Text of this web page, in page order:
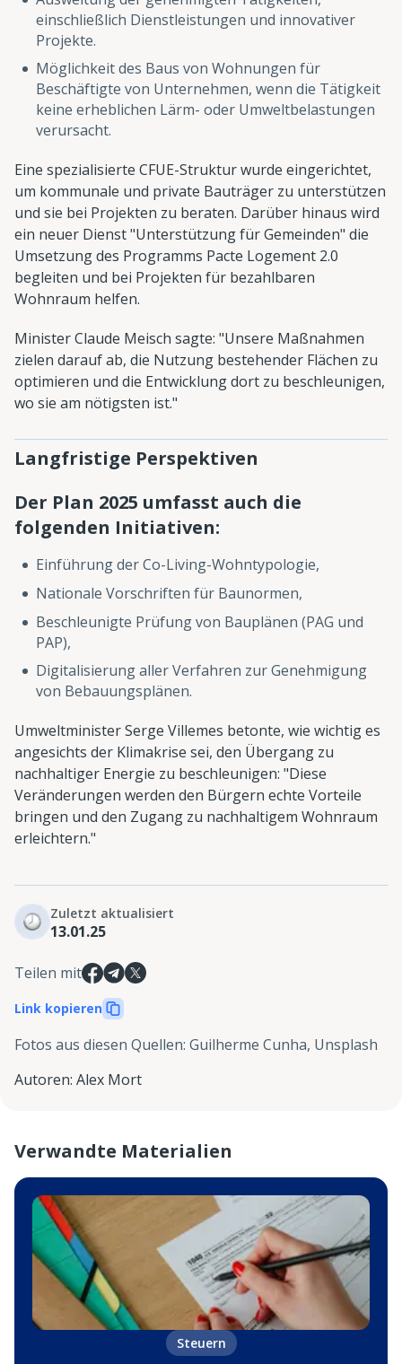
einschließlich Dienstleistungen und innovativer
Projekte.
Möglichkeit des Baus von Wohnungen für
Beschäftigte von Unternehmen, wenn die Tätigkeit
keine erheblichen Lärm- oder Umweltbelastungen
verursacht.
Eine spezialisierte CFUE-Struktur wurde eingerichtet,
um kommunale und private Bauträger zu unterstützen
und sie bei Projekten zu beraten. Darüber hinaus wird
ein neuer Dienst "Unterstützung für Gemeinden" die
Umsetzung des Programms Pacte Logement 2.0
begleiten und bei Projekten für bezahlbaren
Wohnraum helfen.
Minister Claude Meisch sagte: "Unsere Maßnahmen
zielen darauf ab, die Nutzung bestehender Flächen zu
optimieren und die Entwicklung dort zu beschleunigen,
wo sie am nötigsten ist."
Langfristige Perspektiven
Der Plan 2025 umfasst auch die
folgenden Initiativen:
Einführung der Co-Living-Wohntypologie,
Nationale Vorschriften für Baunormen,
Beschleunigte Prüfung von Bauplänen (PAG und
PAP),
Digitalisierung aller Verfahren zur Genehmigung
von Bebauungsplänen.
Umweltminister Serge Villemes betonte, wie wichtig es
angesichts der Klimakrise sei, den Übergang zu
nachhaltiger Energie zu beschleunigen: "Diese
Veränderungen werden den Bürgern echte Vorteile
bringen und den Zugang zu nachhaltigem Wohnraum
erleichtern."
Zuletzt aktualisiert
13.01.25
Teilen mit
Link kopieren
Fotos aus diesen Quellen: Guilherme Cunha, Unsplash
Autoren: Alex Mort
Verwandte Materialien
Steuern